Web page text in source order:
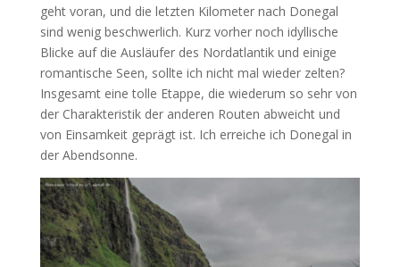
geht voran, und die letzten Kilometer nach Donegal
sind wenig beschwerlich. Kurz vorher noch idyllische
Blicke auf die Ausläufer des Nordatlantik und einige
romantische Seen, sollte ich nicht mal wieder zelten?
Insgesamt eine tolle Etappe, die wiederum so sehr von
der Charakteristik der anderen Routen abweicht und
von Einsamkeit geprägt ist. Ich erreiche ich Donegal in
der Abendsonne.